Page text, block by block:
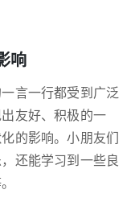
响
言一行都受到广泛
友好、积极的一
的影响。小朋友们
还能学习到一些良